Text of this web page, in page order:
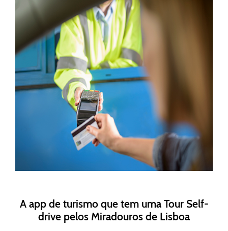
A app de turismo que tem uma Tour Self-
drive pelos Miradouros de Lisboa